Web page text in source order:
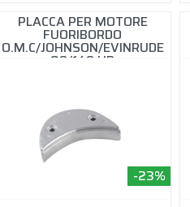
PLACCA PER MOTORE
FUORIBORDO
O.M.C/JOHNSON/EVINRUDE
90/140 HP
-23%